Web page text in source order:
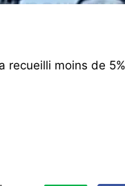
recueilli moins de